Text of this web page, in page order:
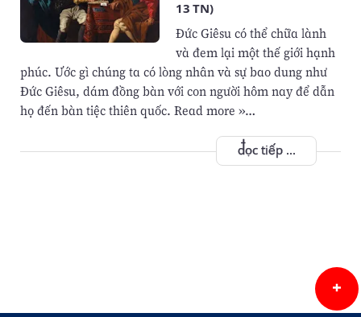
13 TN)
Đức Giêsu có thể chữa lành
và đem lại một thế giới hạnh
phúc. Ước gì chúng ta có lòng nhân và sự bao dung như
Đức Giêsu, dám đồng bàn với con người hôm nay để dẫn
họ đến bàn tiệc thiên quốc. Read more »…
đọc tiếp ...